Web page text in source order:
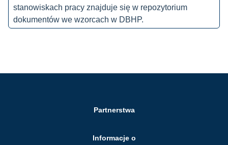
stanowiskach pracy znajduje się w repozytorium
dokumentów we wzorcach w DBHP.
Partnerstwa
Informacje o